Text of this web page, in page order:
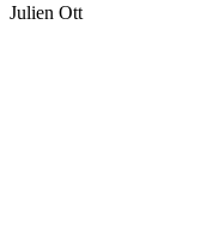
Julien Ott